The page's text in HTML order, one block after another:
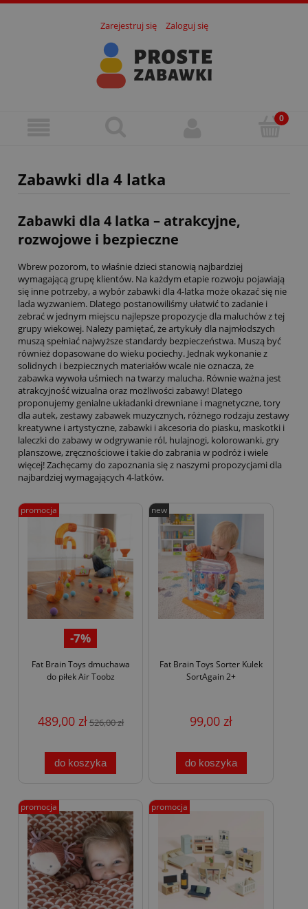
Zarejestruj się Zaloguj się
Zabawki dla 4 latka
Zabawki dla 4 latka – atrakcyjne,
rozwojowe i bezpieczne
Wbrew pozorom, to właśnie dzieci stanowią najbardziej
wymagającą grupę klientów. Na każdym etapie rozwoju pojawiają
się inne potrzeby, a wybór zabawki dla 4-latka może okazać się nie
lada wyzwaniem. Dlatego postanowiliśmy ułatwić to zadanie i
zebrać w jednym miejscu najlepsze propozycje dla maluchów z tej
grupy wiekowej. Należy pamiętać, że artykuły dla najmłodszych
muszą spełniać najwyższe standardy bezpieczeństwa. Muszą być
również dopasowane do wieku pociechy. Jednak wykonanie z
solidnych i bezpiecznych materiałów wcale nie oznacza, że
zabawka wywoła uśmiech na twarzy malucha. Równie ważna jest
atrakcyjność wizualna oraz możliwości zabawy! Dlatego
proponujemy genialne układanki drewniane i magnetyczne, tory
dla autek, zestawy zabawek muzycznych, różnego rodzaju zestawy
kreatywne i artystyczne, zabawki i akcesoria do piasku, maskotki i
laleczki do zabawy w odgrywanie ról, hulajnogi, kolorowanki, gry
planszowe, zręcznościowe i takie do zabrania w podróż i wiele
więcej! Zachęcamy do zapoznania się z naszymi propozycjami dla
najbardziej wymagających 4-latków.
-7%
Fat Brain Toys dmuchawa
do piłek Air Toobz
489,00 zł526,00 zł
do koszyka
promocja
Fat Brain Toys Sorter Kulek
SortAgain 2+
99,00 zł
do koszyka
new
promocja promocja